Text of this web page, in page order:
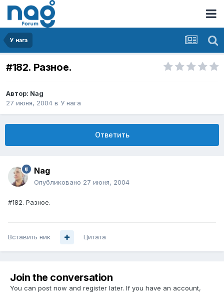
У нага
#182. Разное.
Автор: Nag
27 июня, 2004 в У нага
Ответить
Nag
Опубликовано 27 июня, 2004
#182. Разное.
Вставить ник Цитата
Join the conversation
You can post now and register later. If you have an account,